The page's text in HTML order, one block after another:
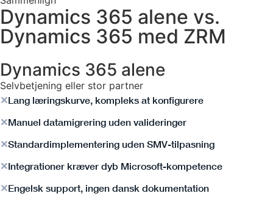
Dynamics 365 alene vs.
Dynamics 365 med ZRM
Dynamics 365 alene
Selvbetjening eller stor partner
✕Lang læringskurve, kompleks at konfigurere
✕Manuel datamigrering uden valideringer
✕Standardimplementering uden SMV-tilpasning
✕Integrationer kræver dyb Microsoft-kompetence
✕Engelsk support, ingen dansk dokumentation